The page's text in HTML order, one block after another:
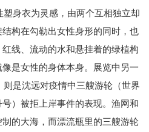
身衣为灵感，由两个互相独立却
构在勾勒出女性身形的同时，也
线、流动的水和悬挂着的绿植构
是女性的身体本身。展览中另一
是沈远对疫情中三艘游轮（世界
）被拒上岸事件的表现。渔网和
的大海，而漂流瓶里的三艘游轮